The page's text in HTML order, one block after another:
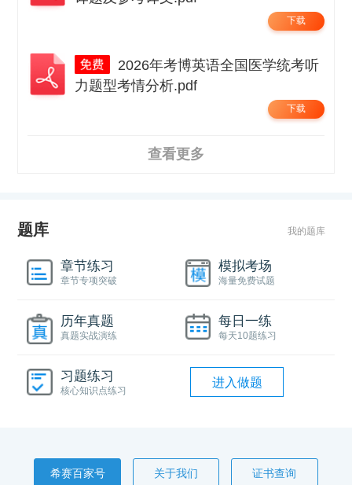
下载
力题型考情分析.pdf
下载
查看更多
题库 我的题库
章节练习
章节专项突破
模拟考场
海量免费试题
历年真题
真题实战演练
每日一练
每天10题练习
习题练习
核心知识点练习
进入做题
希赛百家号 关于我们 证书查询